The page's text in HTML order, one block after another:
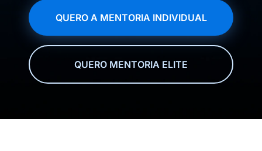
QUERO A MENTORIA INDIVIDUAL
QUERO MENTORIA ELITE